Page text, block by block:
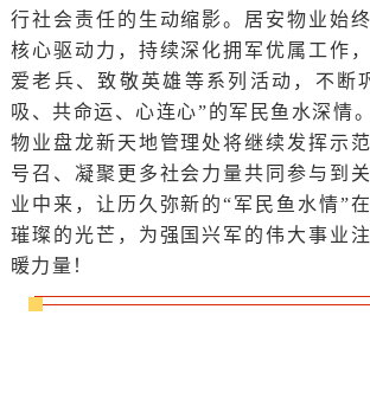
行社会责任的生动缩影。居安物业始
核心驱动力，持续深化拥军优属工作
爱老兵、致敬英雄等系列活动，不断
吸、共命运、心连心”的军民鱼水深情
物业盘龙新天地管理处将继续发挥示
号召、凝聚更多社会力量共同参与到
业中来，让历久弥新的“军民鱼水情”
璀璨的光芒，为强国兴军的伟大事业
暖力量！